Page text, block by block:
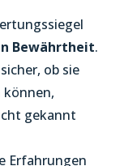
Bewährtheit.
ob sie
gekannt
Erfahrungen